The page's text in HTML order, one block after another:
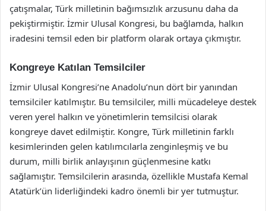
çatışmalar, Türk milletinin bağımsızlık arzusunu daha da
pekiştirmiştir. İzmir Ulusal Kongresi, bu bağlamda, halkın
iradesini temsil eden bir platform olarak ortaya çıkmıştır.
Kongreye Katılan Temsilciler
İzmir Ulusal Kongresi’ne Anadolu’nun dört bir yanından
temsilciler katılmıştır. Bu temsilciler, milli mücadeleye destek
veren yerel halkın ve yönetimlerin temsilcisi olarak
kongreye davet edilmiştir. Kongre, Türk milletinin farklı
kesimlerinden gelen katılımcılarla zenginleşmiş ve bu
durum, milli birlik anlayışının güçlenmesine katkı
sağlamıştır. Temsilcilerin arasında, özellikle Mustafa Kemal
Atatürk’ün liderliğindeki kadro önemli bir yer tutmuştur.